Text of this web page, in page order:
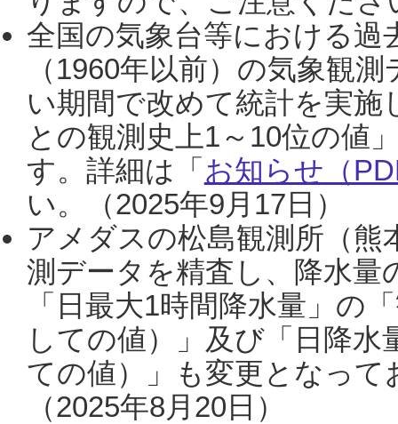
全国の気象台等における過
（1960年以前）の気象観
い期間で改めて統計を実
との観測史上1～10位の値
す。詳細は「 お知らせ（
い。（2025年9月17日）
アメダスの松島観測所（熊
測データを精査し、降水
「日最大1時間降水量」の
しての値）」及び「日降
ての値）」も変更となっ
（2025年8月20日）